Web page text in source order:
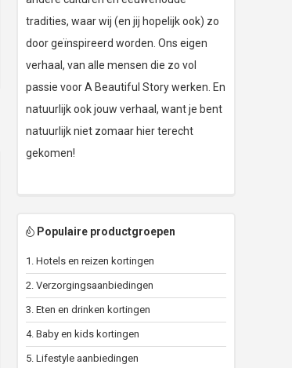
tradities, waar wij (en jij hopelijk ook) zo
door geïnspireerd worden. Ons eigen
verhaal, van alle mensen die zo vol
passie voor A Beautiful Story werken. En
natuurlijk ook jouw verhaal, want je bent
natuurlijk niet zomaar hier terecht
gekomen!
Populaire productgroepen
1. Hotels en reizen kortingen
2. Verzorgingsaanbiedingen
3. Eten en drinken kortingen
4. Baby en kids kortingen
5. Lifestyle aanbiedingen